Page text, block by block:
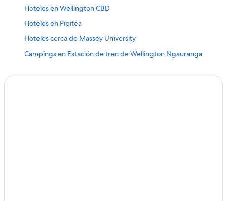
Hoteles en Wellington CBD
Hoteles en Pipitea
Hoteles cerca de Massey University
Campings en Estación de tren de Wellington Ngauranga